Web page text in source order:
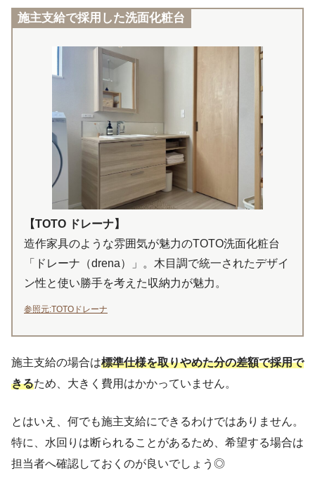
施主支給で採用した洗面化粧台
【TOTO ドレーナ】
造作家具のような雰囲気が魅力のTOTO洗面化粧台
「ドレーナ（drena）」。木目調で統一されたデザイ
ン性と使い勝手を考えた収納力が魅力。
参照元:TOTOドレーナ
施主支給の場合は標準仕様を取りやめた分の差額で採用で
きるため、大きく費用はかかっていません。
とはいえ、何でも施主支給にできるわけではありません。
特に、水回りは断られることがあるため、希望する場合は
担当者へ確認しておくのが良いでしょう◎